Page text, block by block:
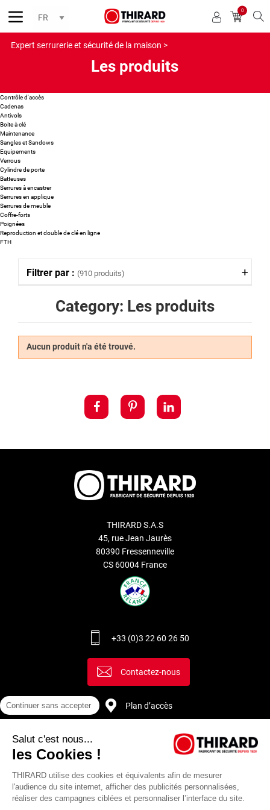
0
Expert serrurerie et sécurité de la maison >
Les produits
Contrôle d'accès
Cadenas
Antivols
Boite à clé
Maintenance
Sangles et Sandows
Equipements
Verrous
Cylindre de porte
Batteuses
Serrures à encastrer
Serrures en applique
Serrures de meuble
Coffre-forts
Poignées
Reproduction et double de clé en ligne
FTH
Category: Les produits
Aucun produit n'a été trouvé.
Filtrer par : (910 produits)
THIRARD S.A.S
45, rue Jean Jaurès
80390 Fressenneville
CS 60004 France
+33 (0)3 22 60 26 50
Contactez-nous
Plan d’accès
Continuer sans accepter
Salut c'est nous...
les Cookies !
THIRARD utilise des cookies et équivalents afin de mesurer
l'audience du site internet, afficher des publicités personnalisées,
réaliser des campagnes ciblées et personnaliser l’interface du site.